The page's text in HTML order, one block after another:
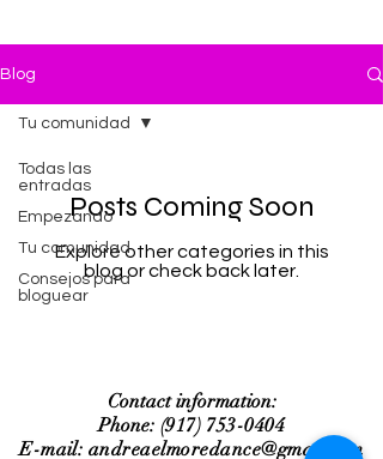
Blog
Todas las
entradas
Empezando
Tu comunidad
Consejos para
bloguear
Tu comunidad
Posts Coming Soon
Explore other categories in this
blog or check back later.
Contact information:
Phone: (917) 753-0404
E-mail: andreaelmoredance@gmail.com